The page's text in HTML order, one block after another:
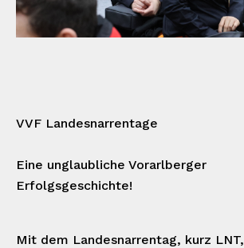
VVF Landesnarrentage
Eine unglaubliche Vorarlberger
Erfolgsgeschichte!
Mit dem Landesnarrentag, kurz LNT,